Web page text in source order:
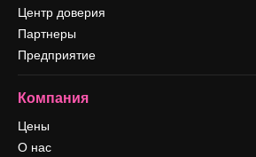
Центр доверия
Партнеры
Предприятие
Компания
Цены
О нас